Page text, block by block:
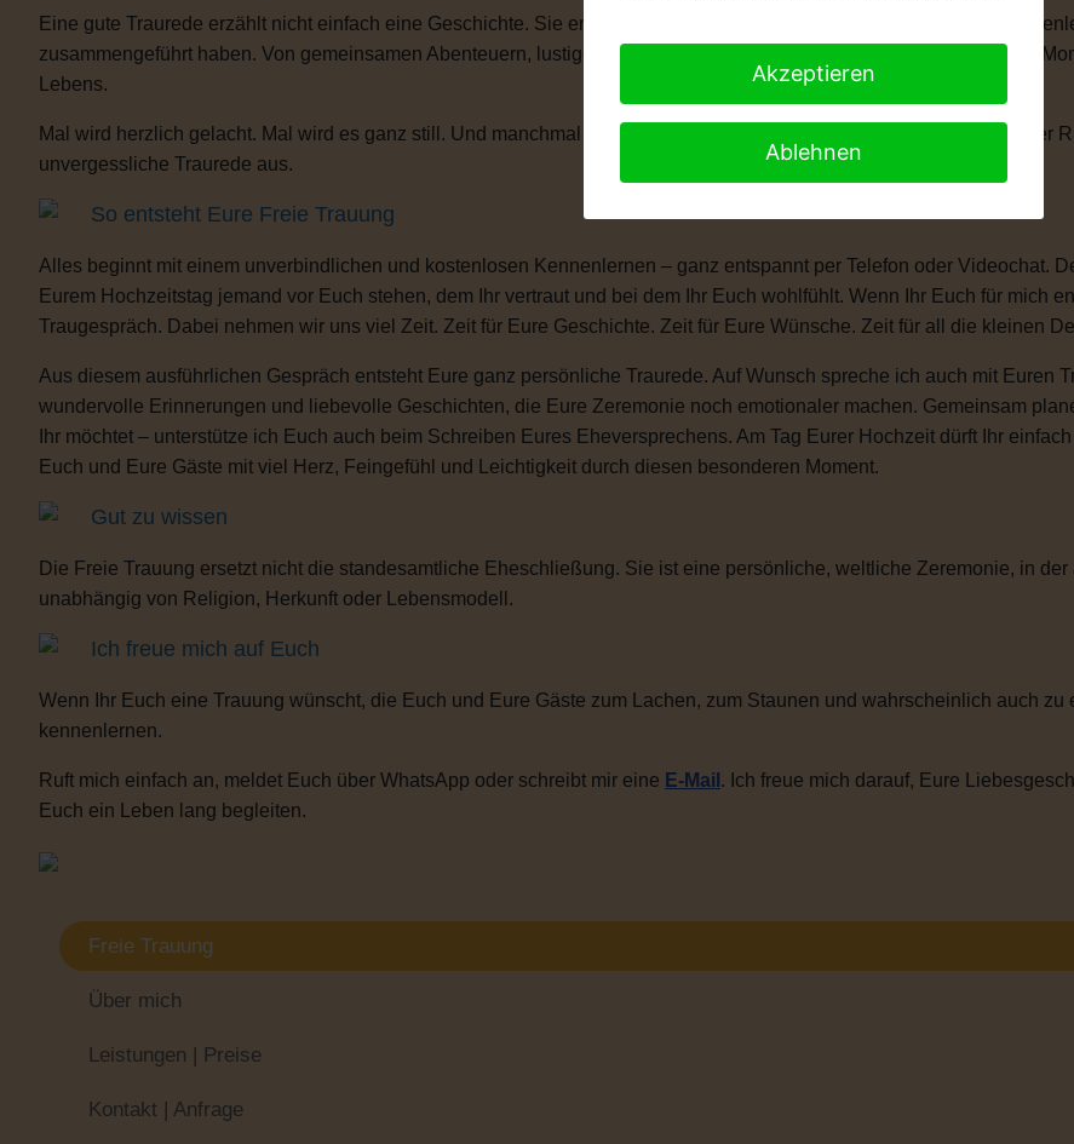
Freie Trauung
Über mich
Leistungen | Preise
Kontakt | Anfrage
Eine gute Traurede erzählt nicht einfach eine Geschichte. Sie erzählt Eure Liebesgeschichte. Von Eurem ersten
zusammengeführt haben. Von gemeinsamen Abenteuern, lustigen Anekdoten, besonderen Erinnerungen und all den
Lebens.
Mal wird herzlich gelacht. Mal wird es ganz still. Und manchmal braucht man einen kleinen Moment, um die Tränen der
unvergessliche Traurede aus.
So entsteht Eure Freie Trauung
Alles beginnt mit einem unverbindlichen und kostenlosen Kennenlernen – ganz entspannt per Telefon oder Videochat.
Eurem Hochzeitstag jemand vor Euch stehen, dem Ihr vertraut und bei dem Ihr Euch wohlfühlt. Wenn Ihr Euch für mich
Traugespräch. Dabei nehmen wir uns viel Zeit. Zeit für Eure Geschichte. Zeit für Eure Wünsche. Zeit für all die kleinen
Aus diesem ausführlichen Gespräch entsteht Eure ganz persönliche Traurede. Auf Wunsch spreche ich auch mit Euren
wundervolle Erinnerungen und liebevolle Geschichten, die Eure Zeremonie noch emotionaler machen. Gemeinsam
Ihr möchtet – unterstütze ich Euch auch beim Schreiben Eures Eheversprechens. Am Tag Eurer Hochzeit dürft Ihr
Euch und Eure Gäste mit viel Herz, Feingefühl und Leichtigkeit durch diesen besonderen Moment.
Gut zu wissen
Die Freie Trauung ersetzt nicht die standesamtliche Eheschließung. Sie ist eine persönliche, weltliche Zeremonie, in
unabhängig von Religion, Herkunft oder Lebensmodell.
Ich freue mich auf Euch
Wenn Ihr Euch eine Trauung wünscht, die Euch und Eure Gäste zum Lachen, zum Staunen und wahrscheinlich auch
kennenlernen.
Ruft mich einfach an, meldet Euch über WhatsApp oder schreibt mir eine E-Mail . Ich freue mich darauf, Eure
Euch ein Leben lang begleiten.
Akzeptieren
Ablehnen